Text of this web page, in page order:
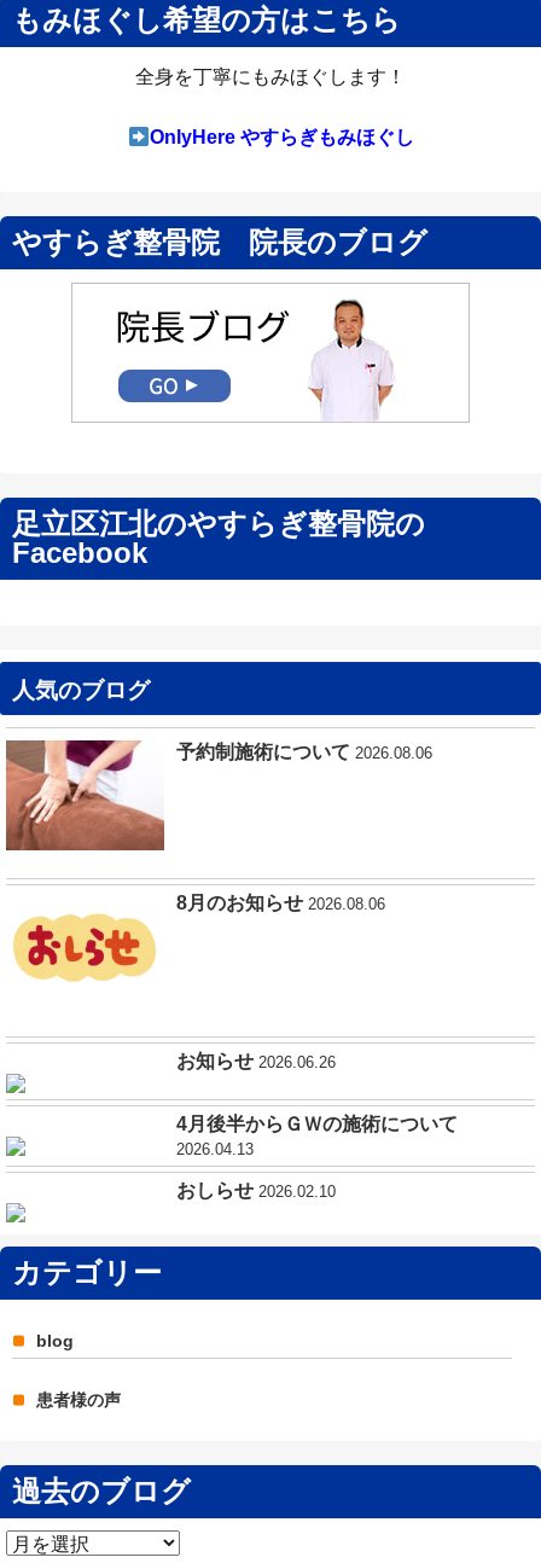
もみほぐし希望の方はこちら
全身を丁寧にもみほぐします！
OnlyHere やすらぎもみほぐし
やすらぎ整骨院 院長のブログ
足立区江北のやすらぎ整骨院の
Facebook
人気のブログ
予約制施術について 2026.08.06
8月のお知らせ 2026.08.06
お知らせ 2026.06.26
4月後半からＧＷの施術について
2026.04.13
おしらせ 2026.02.10
カテゴリー
blog
患者様の声
過去のブログ
過